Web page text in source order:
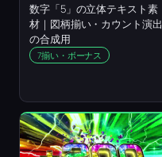
数字「5」の立体テキスト素
材｜図柄揃い・カウント演出
の合成用
7揃い・ボーナス